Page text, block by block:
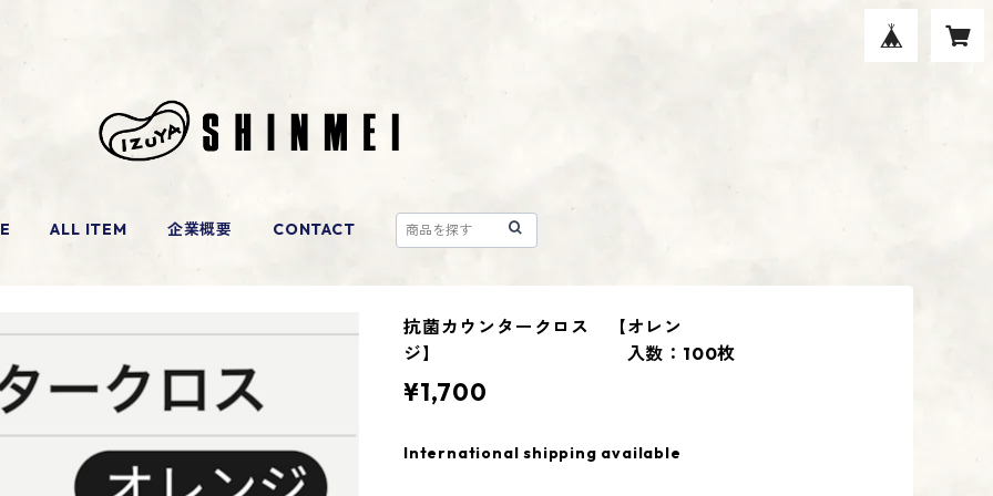
ALL ITEM 企業概要 CONTACT
抗菌カウンタークロス 【オレン
ジ】 入数：100枚
¥1,700
International shipping available